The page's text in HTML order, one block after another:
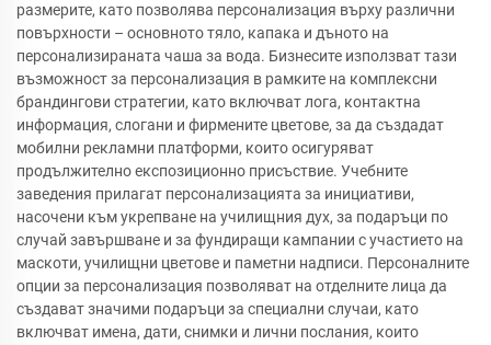
размерите, като позволява персонализация върху различни
повърхности – основното тяло, капака и дъното на
персонализираната чаша за вода. Бизнесите използват тази
възможност за персонализация в рамките на комплексни
брандингови стратегии, като включват лога, контактна
информация, слогани и фирмените цветове, за да създадат
мобилни рекламни платформи, които осигуряват
продължително експозиционно присъствие. Учебните
заведения прилагат персонализацията за инициативи,
насочени към укрепване на училищния дух, за подаръци по
случай завършване и за фундиращи кампании с участието на
маскоти, училищни цветове и паметни надписи. Персоналните
опции за персонализация позволяват на отделните лица да
създават значими подаръци за специални случаи, като
включват имена, дати, снимки и лични послания, които